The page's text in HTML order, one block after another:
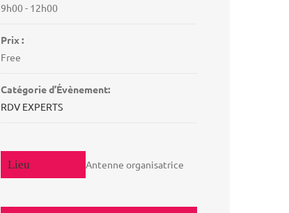
9h00 - 12h00
Prix :
Free
Catégorie d’Évènement:
RDV EXPERTS
Antenne organisatrice